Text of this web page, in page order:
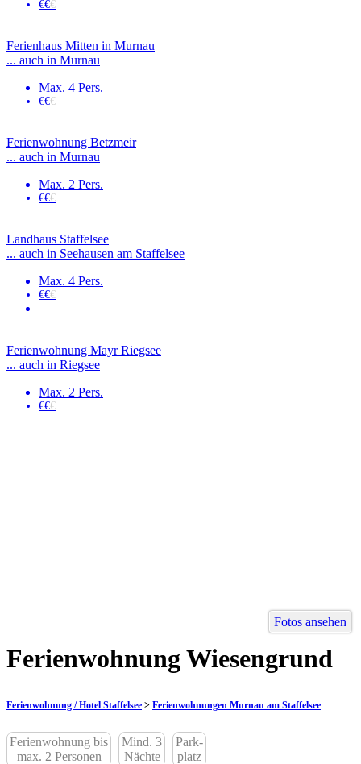
€€€
Ferienhaus Mitten in Murnau
... auch in Murnau
Max. 4 Pers.
€€€
Ferienwohnung Betzmeir
... auch in Murnau
Max. 2 Pers.
€€€
Landhaus Staffelsee
... auch in Seehausen am Staffelsee
Max. 4 Pers.
€€€
Ferienwohnung Mayr Riegsee
... auch in Riegsee
Max. 2 Pers.
€€€
Fotos ansehen
Ferienwohnung Wiesengrund
Ferienwohnung / Hotel Staffelsee > Ferienwohnungen Murnau am Staffelsee
Ferienwohnung bis
max. 2 Personen
Mind. 3
Nächte
Park-
platz